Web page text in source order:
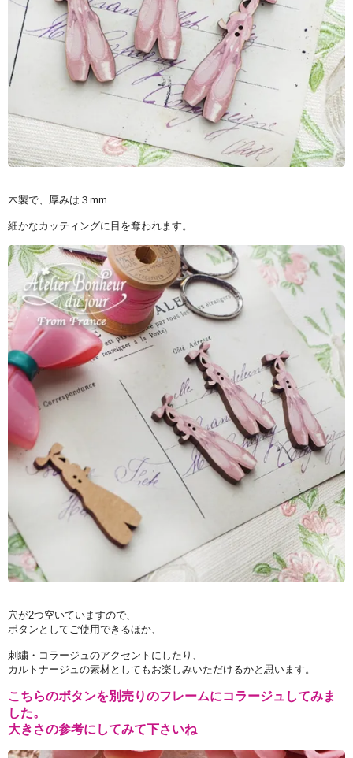
木製で、厚みは３mm
細かなカッティングに目を奪われます。
穴が2つ空いていますので、
ボタンとしてご使用できるほか、
刺繍・コラージュのアクセントにしたり、
カルトナージュの素材としてもお楽しみいただけるかと思います。
こちらのボタンを別売りのフレームにコラージュしてみま
した。
大きさの参考にしてみて下さいね